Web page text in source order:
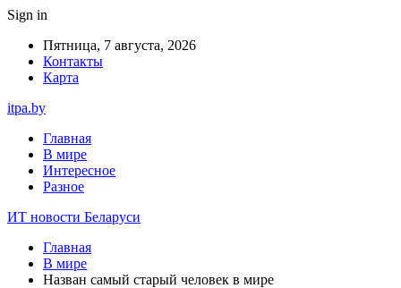
Sign in
Пятница, 7 августа, 2026
Контакты
Карта
itpa.by
Главная
В мире
Интересное
Разное
ИТ новости Беларуси
Главная
В мире
Назван самый старый человек в мире